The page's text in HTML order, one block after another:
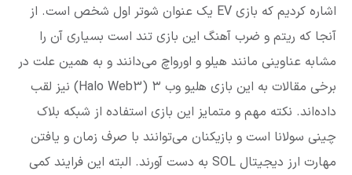
اشاره کردیم که بازی EV یک عنوان شوتر اول شخص است. از
آنجا که ریتم و ضرب آهنگ این بازی تند است بسیاری آن را
مشابه عناوینی مانند هیلو و اورواچ می‌دانند و به همین علت در
برخی مقالات به این بازی هلیو وب ۳ (Halo Web3) نیز لقب
داده‌اند. نکته مهم و متمایز این بازی استفاده از شبکه بلاک
چینی سولانا است و بازیکنان می‌توانند با صرف زمان و یافتن
مهارت ارز دیجیتال SOL به دست آورند. البته این فرایند کمی